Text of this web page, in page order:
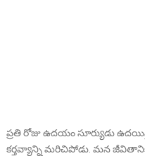
ప్రతి రోజు ఉదయం సూర్యుడు
కర్తవ్యాన్ని మరిచిపోడు. మన